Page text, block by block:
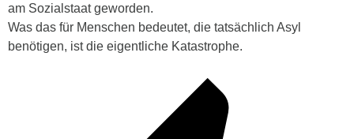
am Sozialstaat geworden.
Was das für Menschen bedeutet, die tatsächlich Asyl
benötigen, ist die eigentliche Katastrophe.